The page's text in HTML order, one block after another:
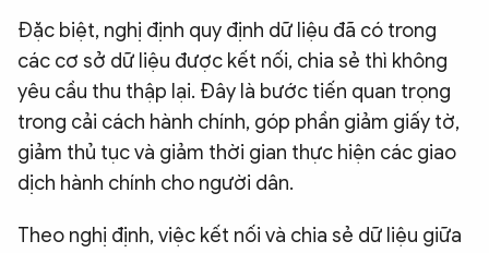
Đặc biệt, nghị định quy định dữ liệu đã có trong
các cơ sở dữ liệu được kết nối, chia sẻ thì không
yêu cầu thu thập lại. Đây là bước tiến quan trọng
trong cải cách hành chính, góp phần giảm giấy tờ,
giảm thủ tục và giảm thời gian thực hiện các giao
dịch hành chính cho người dân.
Theo nghị định, việc kết nối và chia sẻ dữ liệu giữa